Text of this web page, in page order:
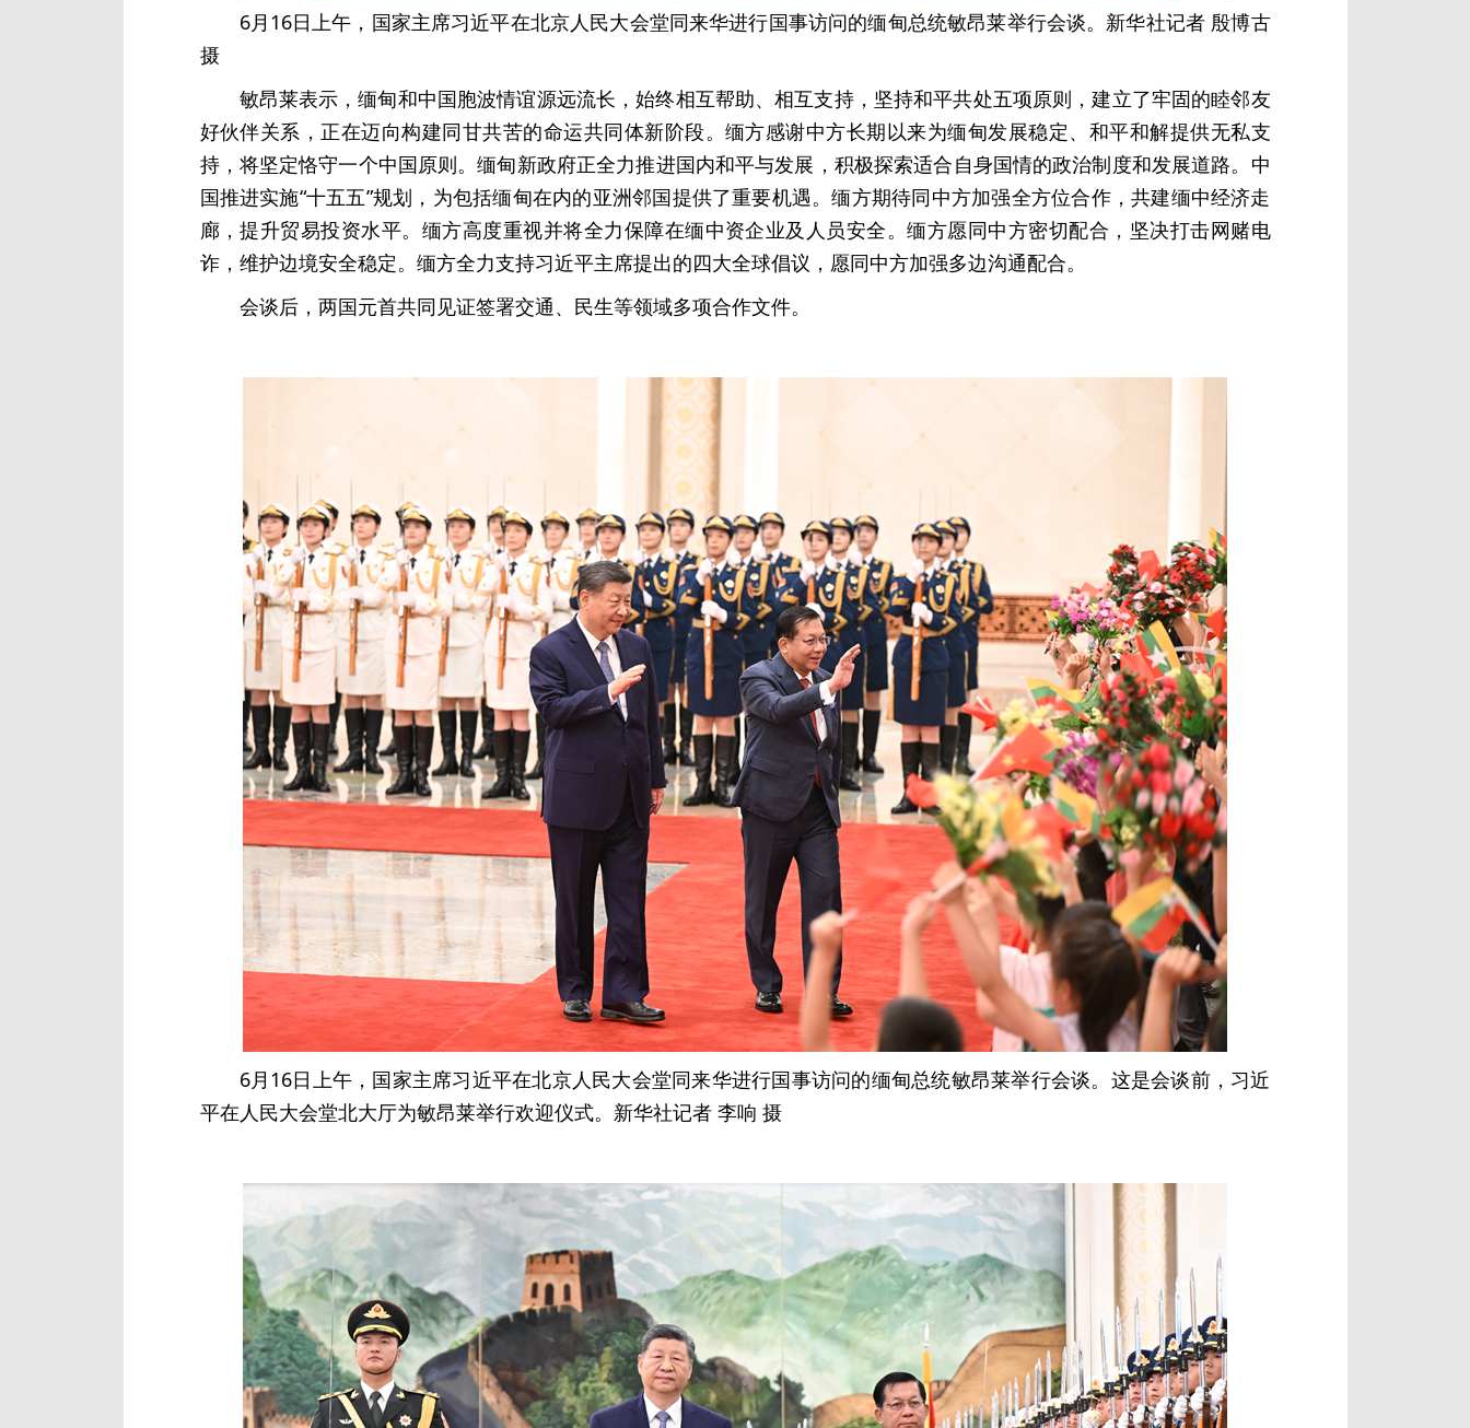
6月16日上午，国家主席习近平在北京人民大会堂同来华进行国事访问的缅甸总统敏昂莱举行会谈。新华社记者 殷博古
摄
敏昂莱表示，缅甸和中国胞波情谊源远流长，始终相互帮助、相互支持，坚持和平共处五项原则，建立了牢固的睦邻友
好伙伴关系，正在迈向构建同甘共苦的命运共同体新阶段。缅方感谢中方长期以来为缅甸发展稳定、和平和解提供无私支
持，将坚定恪守一个中国原则。缅甸新政府正全力推进国内和平与发展，积极探索适合自身国情的政治制度和发展道路。中
国推进实施“十五五”规划，为包括缅甸在内的亚洲邻国提供了重要机遇。缅方期待同中方加强全方位合作，共建缅中经济走
廊，提升贸易投资水平。缅方高度重视并将全力保障在缅中资企业及人员安全。缅方愿同中方密切配合，坚决打击网赌电
诈，维护边境安全稳定。缅方全力支持习近平主席提出的四大全球倡议，愿同中方加强多边沟通配合。
会谈后，两国元首共同见证签署交通、民生等领域多项合作文件。
6月16日上午，国家主席习近平在北京人民大会堂同来华进行国事访问的缅甸总统敏昂莱举行会谈。这是会谈前，习近
平在人民大会堂北大厅为敏昂莱举行欢迎仪式。新华社记者 李响 摄